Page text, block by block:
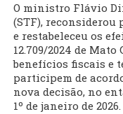
O ministro Flávio
(STF),
e restabeleceu os
12.709/2024 de
benefícios fiscais e
participem de
nova decisão, no
1º de janeiro de 2026.